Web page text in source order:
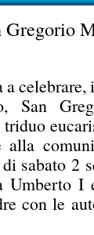
Gregorio
celebrare,
San
alla
sabato 2
Umberto I
con le